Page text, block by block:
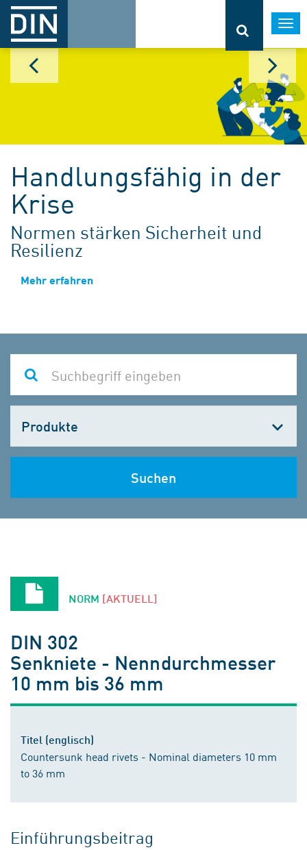
Handlungsfähig in der
Krise
Normen stärken Sicherheit und
Resilienz
Mehr erfahren
wählen
Suchen
NORM [AKTUELL]
DIN 302
Senkniete - Nenndurchmesser
10 mm bis 36 mm
Titel (englisch)
Countersunk head rivets - Nominal diameters 10 mm
to 36 mm
Einführungsbeitrag